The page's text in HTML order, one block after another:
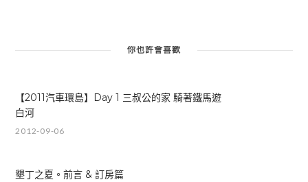
你也許會喜歡
【2011汽車環島】Day 1 三叔公的家 騎著鐵馬遊
白河
2012-09-06
墾丁之夏。前言 & 訂房篇